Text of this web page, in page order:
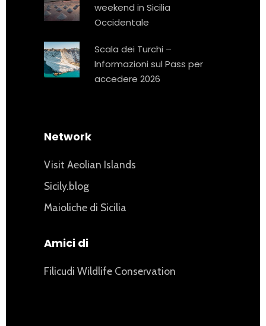
weekend in Sicilia
Occidentale
Scala dei Turchi –
Informazioni sul Pass per
accedere 2026
Network
Visit Aeolian Islands
Sicily.blog
Maioliche di Sicilia
Amici di
Filicudi Wildlife Conservation